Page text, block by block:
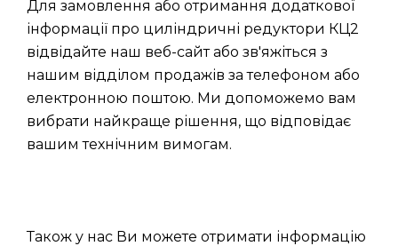
Для замовлення або отримання додаткової
інформації про циліндричні редуктори КЦ2
відвідайте наш веб-сайт або зв'яжіться з
нашим відділом продажів за телефоном або
електронною поштою. Ми допоможемо вам
вибрати найкраще рішення, що відповідає
вашим технічним вимогам.
Також у нас Ви можете отримати інформацію